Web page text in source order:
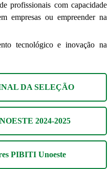
profissionais com capacidade
empresas ou empreender na
tecnológico e inovação na
DA SELEÇÃO
2024-2025
PIBITI Unoeste